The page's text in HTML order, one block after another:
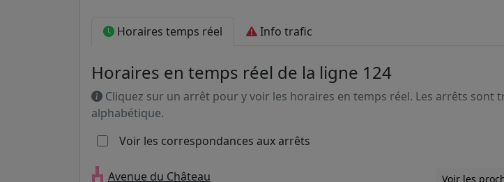
Horaires temps réel Info trafic
Horaires en temps réel de la ligne 124
Cliquez sur un arrêt pour y voir les horaires en temps réel. Les arrêts sont
alphabétique.
Voir les correspondances aux arrêts
Avenue du Château Voir les